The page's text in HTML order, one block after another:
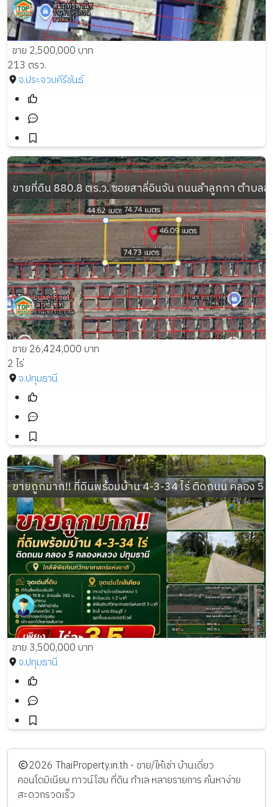
ขาย 2,500,000 บาท
213 ตรว.
จ.ประจวบคีรีขันธ์
ขายที่ดิน 880.8 ตร.ว. ซอยสาลี่อินจัน ถนนลำลูกกา ตำบล
ขาย 26,424,000 บาท
2 ไร่
จ.ปทุมธานี
ขายถูกมาก!! ที่ดินพร้อมบ้าน 4-3-34 ไร่ ติดถนน คลอง 5
ขาย 3,500,000 บาท
จ.ปทุมธานี
️2026 ThaiProperty.in.th - ขาย/ให้เช่า บ้านเดี่ยว
คอนโดมิเนียม ทาวน์โฮม ที่ดิน ทำเล หลายรายการ ค้นหาง่าย
สะดวกรวดเร็ว